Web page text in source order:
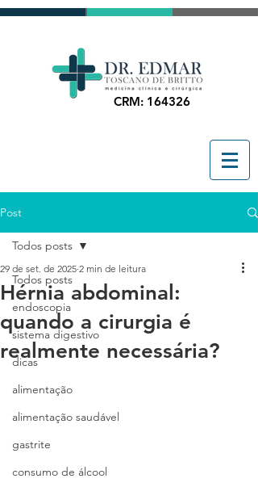
CRM: 164326
Post
Todos posts
endoscopia
sistema digestivo
dicas
alimentação
alimentação saudável
gastrite
consumo de álcool
Todos posts
Hérnia abdominal:
quando a cirurgia é
realmente necessária?
29 de set. de 2025 2 min de leitura